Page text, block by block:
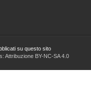
su questo sito
Attribuzione BY-NC-SA 4.0